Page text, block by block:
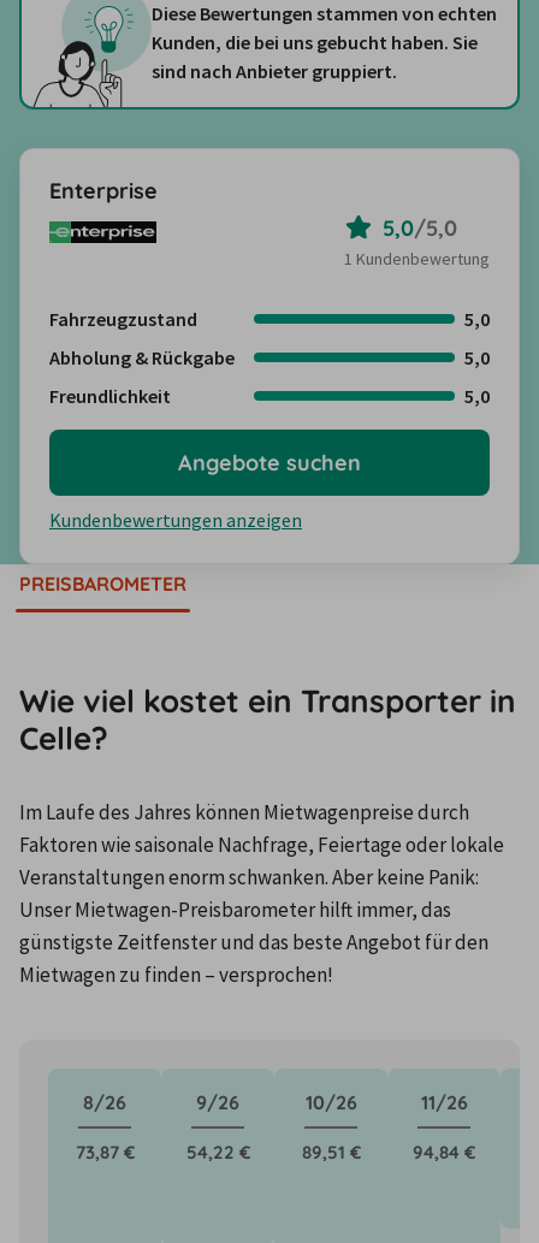
Diese Bewertungen stammen von echten
Kunden, die bei uns gebucht haben. Sie
sind nach Anbieter gruppiert.
Enterprise
5,0/5,0
1 Kundenbewertung
Fahrzeugzustand
5,0
Abholung & Rückgabe
5,0
Freundlichkeit
5,0
Kundenbewertungen anzeigen
Angebote suchen
PREISBAROMETER
Wie viel kostet ein Transporter in
Celle?
Im Laufe des Jahres können Mietwagenpreise durch
Faktoren wie saisonale Nachfrage, Feiertage oder lokale
Veranstaltungen enorm schwanken. Aber keine Panik:
Unser Mietwagen-Preisbarometer hilft immer, das
günstigste Zeitfenster und das beste Angebot für den
Mietwagen zu finden – versprochen!
8/26
73,87 €
9/26
54,22 €
10/26
89,51 €
11/26
94,84 €